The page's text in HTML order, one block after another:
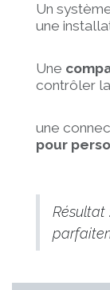
Un
une
Une
contrôler
une
pour